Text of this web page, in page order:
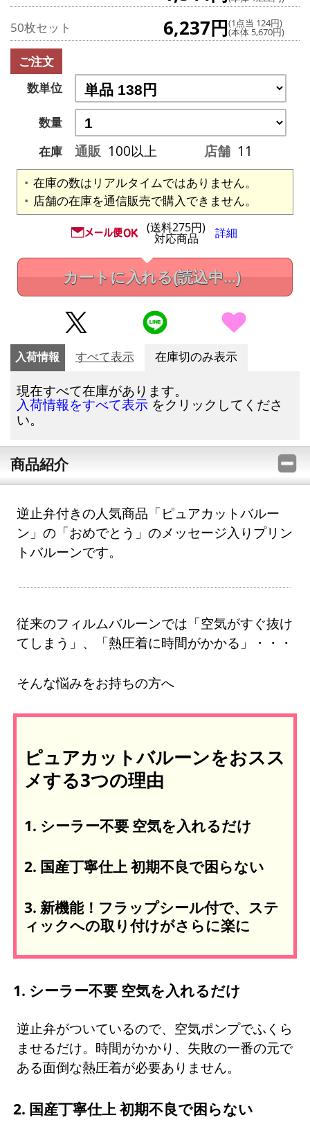
50枚セット 6,237円(1点当 124円)
(本体 5,670円)
ご注文
数単位
数量
在庫
通販 100以上 店舗 11
在庫の数はリアルタイムではありません。
店舗の在庫を通信販売で購入できません。
(送料275円)
対応商品 詳細
カートに入れる(読込中...)
入荷情報 すべて表示 在庫切のみ表示
現在すべて在庫があります。
入荷情報をすべて表示 をクリックしてくださ
い。
商品紹介
逆止弁付きの人気商品「ピュアカットバルー
ン」の「おめでとう」のメッセージ入りプリン
トバルーンです。
従来のフィルムバルーンでは「空気がすぐ抜け
てしまう」、「熱圧着に時間がかかる」・・・
そんな悩みをお持ちの方へ
ピュアカットバルーンをおスス
メする3つの理由
1. シーラー不要 空気を入れるだけ
2. 国産丁寧仕上 初期不良で困らない
3. 新機能！フラップシール付で、ステ
ィックへの取り付けがさらに楽に
1. シーラー不要 空気を入れるだけ
逆止弁がついているので、空気ポンプでふくら
ませるだけ。時間がかかり、失敗の一番の元で
ある面倒な熱圧着が必要ありません。
2. 国産丁寧仕上 初期不良で困らない